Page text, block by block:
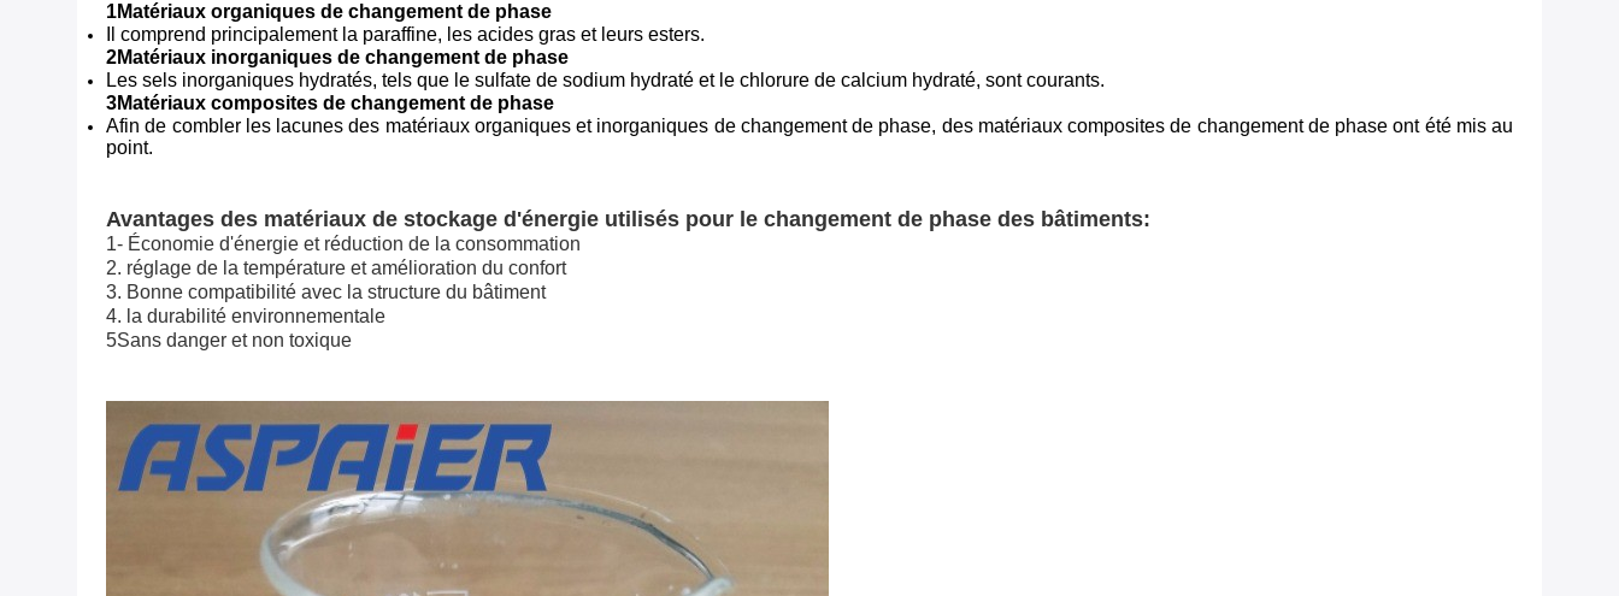
1Matériaux organiques de changement de phase
Il comprend principalement la paraffine, les acides gras et leurs esters.
2Matériaux inorganiques de changement de phase
Les sels inorganiques hydratés, tels que le sulfate de sodium hydraté et le chlorure de calcium hydraté, sont courants.
3Matériaux composites de changement de phase
Afin de combler les lacunes des matériaux organiques et inorganiques de changement de phase, des matériaux composites de changement de phase ont été mis au
point.
Avantages des matériaux de stockage d'énergie utilisés pour le changement de phase des bâtiments:
1- Économie d'énergie et réduction de la consommation
2. réglage de la température et amélioration du confort
3. Bonne compatibilité avec la structure du bâtiment
4. la durabilité environnementale
5Sans danger et non toxique